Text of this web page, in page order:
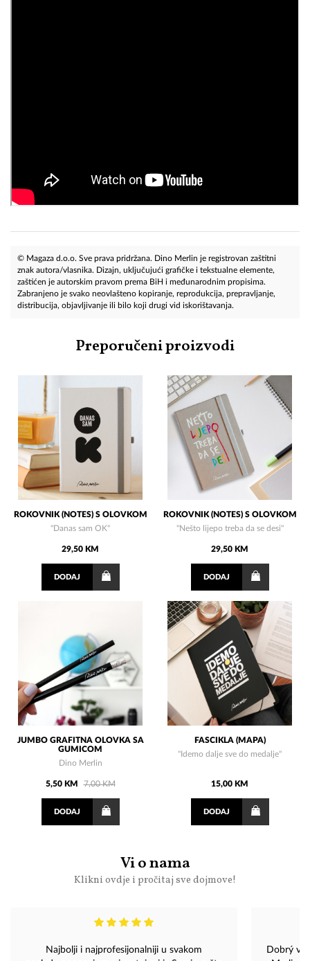
© Magaza d.o.o. Sve prava pridržana. Dino Merlin je registrovan zaštitni
znak autora/vlasnika. Dizajn, uključujući grafičke i tekstualne elemente,
zaštićen je autorskim pravom prema BiH i međunarodnim propisima.
Zabranjeno je svako neovlašteno kopiranje, reprodukcija, prepravljanje,
distribucija, objavljivanje ili bilo koji drugi vid iskorištavanja.
Preporučeni proizvodi
ROKOVNIK (NOTES) S OLOVKOM
"Danas sam OK"
29,50 KM
DODAJ
ROKOVNIK (NOTES) S OLOVKOM
"Nešto lijepo treba da se desi"
29,50 KM
DODAJ
JUMBO GRAFITNA OLOVKA SA
GUMICOM
Dino Merlin
5,50 KM 7,00 KM
DODAJ
FASCIKLA (MAPA)
"Idemo dalje sve do medalje"
15,00 KM
DODAJ
Vi o nama
Klikni ovdje i pročitaj sve dojmove!
Najbolji i najprofesijonalniji u svakom
Dobrý večer, chtěl jsem navštívit